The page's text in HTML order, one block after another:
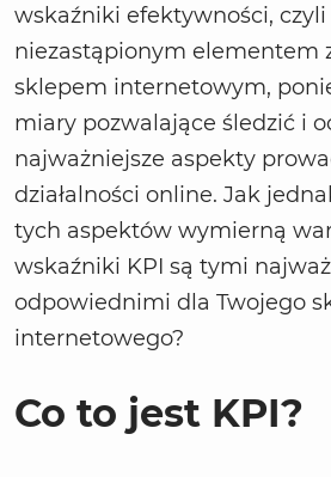
wskaźniki efektywności, czyli
niezastąpionym elementem
sklepem internetowym,
miary pozwalające śledzić i
najważniejsze aspekty
działalności online. Jak
tych aspektów wymierną
wskaźniki KPI są tymi
odpowiednimi dla Twojego
internetowego?
Co to jest KPI?